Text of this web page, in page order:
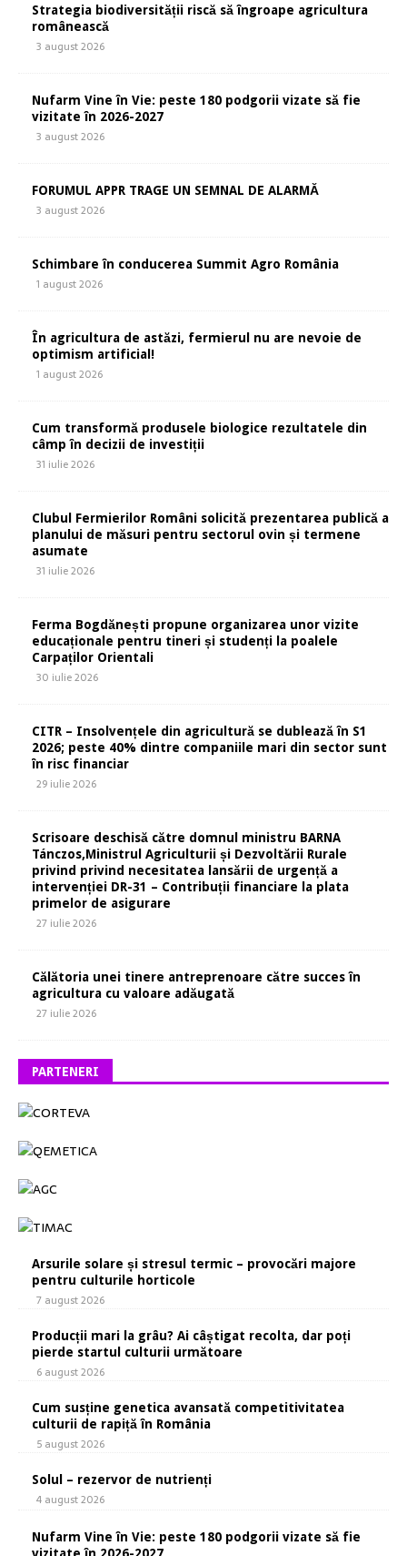
Strategia biodiversității riscă să îngroape agricultura
românească
3 august 2026
Nufarm Vine în Vie: peste 180 podgorii vizate să fie
vizitate în 2026-2027
3 august 2026
FORUMUL APPR TRAGE UN SEMNAL DE ALARMĂ
3 august 2026
Schimbare în conducerea Summit Agro România
1 august 2026
În agricultura de astăzi, fermierul nu are nevoie de
optimism artificial!
1 august 2026
Cum transformă produsele biologice rezultatele din
câmp în decizii de investiții
31 iulie 2026
Clubul Fermierilor Români solicită prezentarea publică a
planului de măsuri pentru sectorul ovin și termene
asumate
31 iulie 2026
Ferma Bogdănești propune organizarea unor vizite
educaționale pentru tineri și studenți la poalele
Carpaților Orientali
30 iulie 2026
CITR – Insolvențele din agricultură se dublează în S1
2026; peste 40% dintre companiile mari din sector sunt
în risc financiar
29 iulie 2026
Scrisoare deschisă către domnul ministru BARNA
Tánczos,Ministrul Agriculturii și Dezvoltării Rurale
privind privind necesitatea lansării de urgență a
intervenției DR-31 – Contribuții financiare la plata
primelor de asigurare
27 iulie 2026
Călătoria unei tinere antreprenoare către succes în
agricultura cu valoare adăugată
27 iulie 2026
PARTENERI
Arsurile solare și stresul termic – provocări majore
pentru culturile horticole
7 august 2026
Producții mari la grâu? Ai câștigat recolta, dar poți
pierde startul culturii următoare
6 august 2026
Cum susține genetica avansată competitivitatea
culturii de rapiță în România
5 august 2026
Solul – rezervor de nutrienți
4 august 2026
Nufarm Vine în Vie: peste 180 podgorii vizate să fie